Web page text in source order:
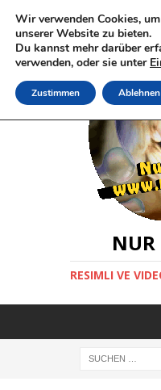
NUR
RESIMLI VE
Wir verwenden Cookies,
unserer Website zu bieten.
Du kannst mehr darüber
verwenden, oder sie unter
Zustimmen Ablehnen